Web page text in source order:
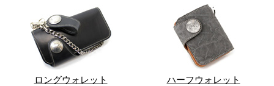
ロングウォレット ハーフウォレット